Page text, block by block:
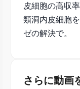
皮細胞の高収
類洞内皮細胞
ゼの解決で。
さらに動画